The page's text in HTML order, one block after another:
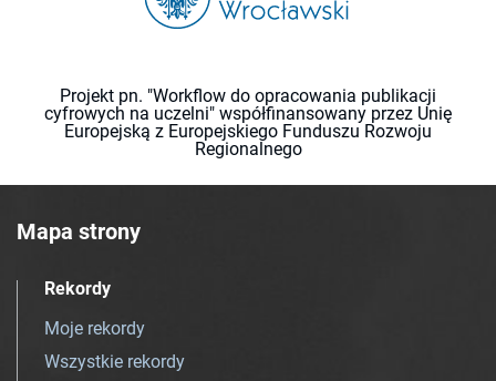
Projekt pn. "Workflow do opracowania publikacji
cyfrowych na uczelni" współfinansowany przez Unię
Europejską z Europejskiego Funduszu Rozwoju
Regionalnego
Mapa strony
Rekordy
Moje rekordy
Wszystkie rekordy